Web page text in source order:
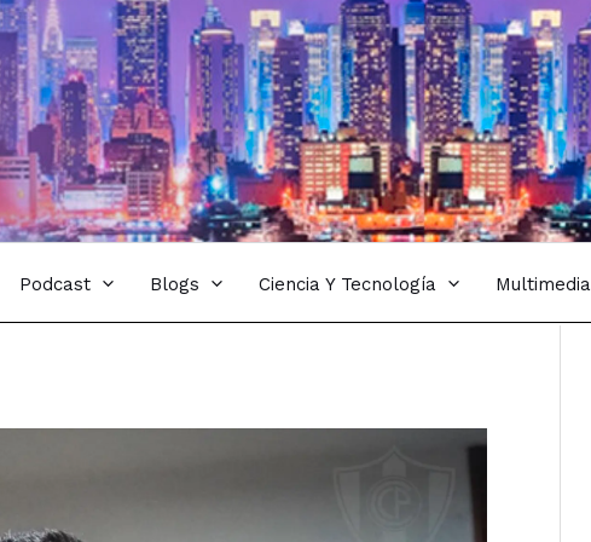
Podcast Blogs Ciencia Y Tecnología Multimedia